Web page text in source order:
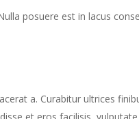
posuere est in lacus
a. Curabitur ultrices